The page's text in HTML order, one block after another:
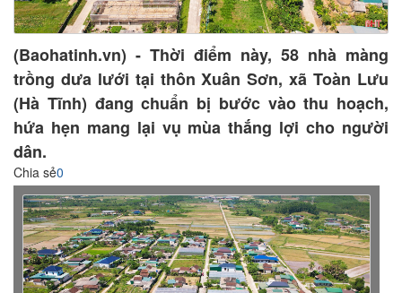
(Baohatinh.vn) - Thời điểm này, 58 nhà màng
trồng dưa lưới tại thôn Xuân Sơn, xã Toàn Lưu
(Hà Tĩnh) đang chuẩn bị bước vào thu hoạch,
hứa hẹn mang lại vụ mùa thắng lợi cho người
dân.
Chia sẻ0